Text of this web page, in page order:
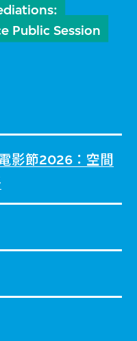
Public Session
影節2026：空間